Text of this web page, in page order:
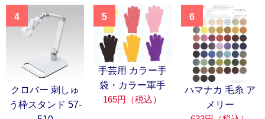
4
クロバー 刺しゅ
う枠スタンド 57-
5
手芸用 カラー手
袋・カラー軍手
165円（税込）
6
ハマナカ 毛糸 ア
メリー